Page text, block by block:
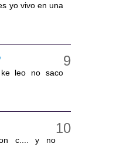
yo vivo en una
leo no saco
c.... y no